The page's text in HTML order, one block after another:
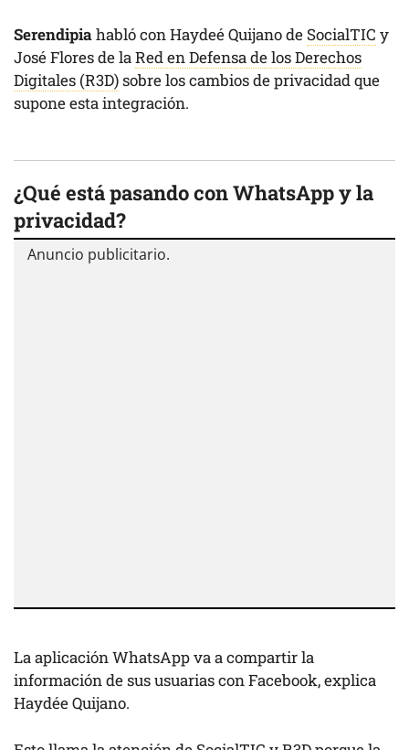
Serendipiahabló con Haydeé Quijano de SocialTIC y
José Flores de laRed en Defensa de los Derechos
Digitales (R3D)sobre los cambios de privacidad que
supone esta integración.
¿Qué está pasando con WhatsApp y la
privacidad?
La aplicación WhatsApp va a compartir la
información de sus usuarias con Facebook, explica
Haydée Quijano.